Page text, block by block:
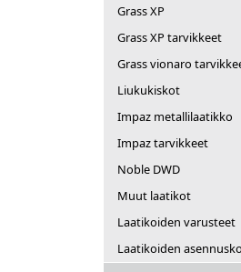
Grass XP
Grass XP tarvikkeet
Grass vionaro
Liukukiskot
Impaz metallilaatikko
Impaz tarvikkeet
Noble DWD
Muut laatikot
Laatikoiden varusteet
Laatikoiden